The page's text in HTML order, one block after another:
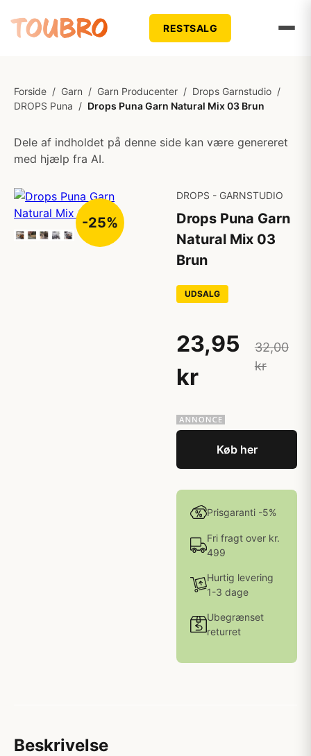
RESTSALG
Forside / Garn / Garn Producenter / Drops Garnstudio /
DROPS Puna / Drops Puna Garn Natural Mix 03 Brun
Dele af indholdet på denne side kan være genereret
med hjælp fra AI.
-25%
DROPS - GARNSTUDIO
Drops Puna Garn
Natural Mix 03
Brun
UDSALG
23,95
kr
32,00
kr
Køb her
Prisgaranti -5%
Fri fragt over kr.
499
Hurtig levering
1-3 dage
Ubegrænset
returret
Beskrivelse